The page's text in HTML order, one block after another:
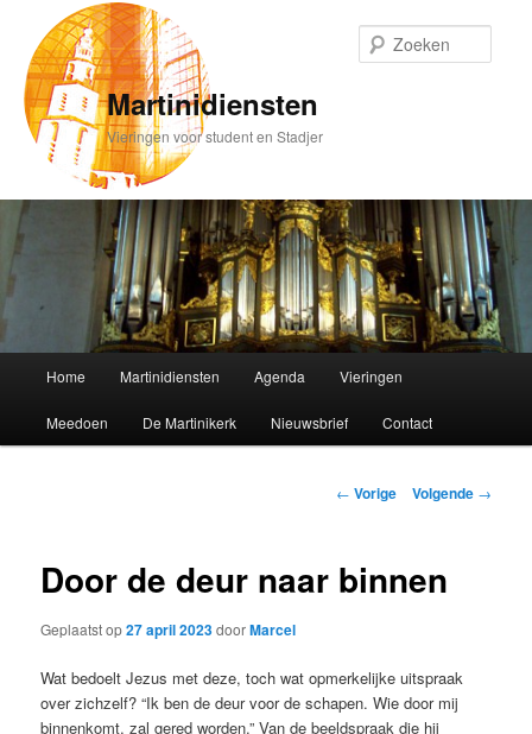
primaire
inhoud
Martinidiensten
Vieringen voor student en Stadjer
Home Martinidiensten Agenda Vieringen
Meedoen De Martinikerk Nieuwsbrief Contact
Bericht
← Vorige Volgende →
Door de deur naar binnen
Geplaatst op27 april 2023doorMarcel
Wat bedoelt Jezus met deze, toch wat opmerkelijke uitspraak
over zichzelf? “Ik ben de deur voor de schapen. Wie door mij
binnenkomt, zal gered worden.” Van de beeldspraak die hij